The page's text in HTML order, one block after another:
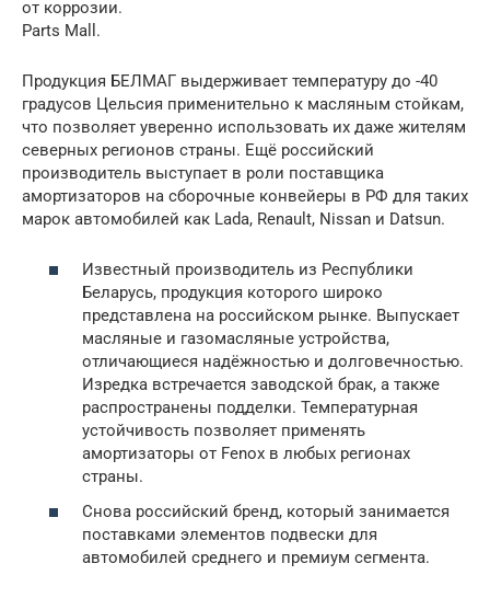
от коррозии.
Parts Mall.
Продукция БЕЛМАГ выдерживает температуру до -40
градусов Цельсия применительно к масляным стойкам,
что позволяет уверенно использовать их даже жителям
северных регионов страны. Ещё российский
производитель выступает в роли поставщика
амортизаторов на сборочные конвейеры в РФ для таких
марок автомобилей как Lada, Renault, Nissan и Datsun.
Известный производитель из Республики
Беларусь, продукция которого широко
представлена на российском рынке. Выпускает
масляные и газомасляные устройства,
отличающиеся надёжностью и долговечностью.
Изредка встречается заводской брак, а также
распространены подделки. Температурная
устойчивость позволяет применять
амортизаторы от Fenox в любых регионах
страны.
Снова российский бренд, который занимается
поставками элементов подвески для
автомобилей среднего и премиум сегмента.